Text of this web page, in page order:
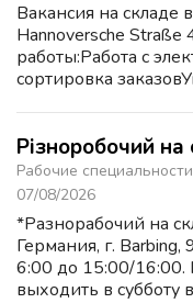
Вакансия на складе
Hannoversche
работы:Работа с
сортировка
Різноробочий
Рабочие
07/08/2026
*Разнорабочий на
Германия, г.
6:00 до 15:00/
выходить в субботу